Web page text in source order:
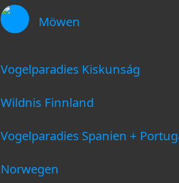
Möwen
Vogelparadies Kiskunság
Wildnis Finnland
Vogelparadies Spanien +
Norwegen